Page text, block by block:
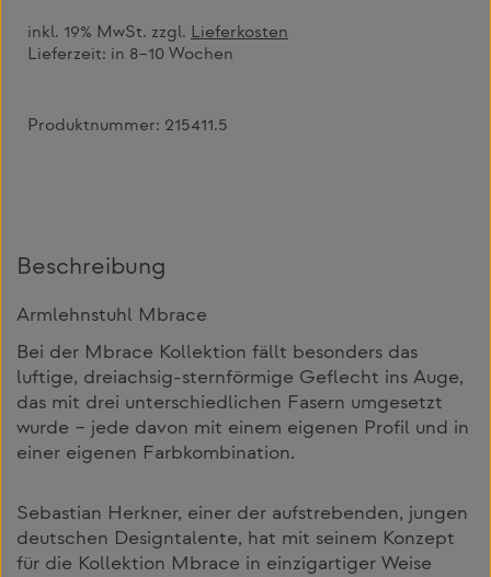
inkl. 19% MwSt. zzgl. Lieferkosten
Lieferzeit: in 8–10 Wochen
Produktnummer: 215411.5
Beschreibung
Armlehnstuhl Mbrace
Bei der Mbrace Kollektion fällt besonders das
luftige, dreiachsig-sternförmige Geflecht ins Auge,
das mit drei unterschiedlichen Fasern umgesetzt
wurde – jede davon mit einem eigenen Profil und in
einer eigenen Farbkombination.
Sebastian Herkner, einer der aufstrebenden, jungen
deutschen Designtalente, hat mit seinem Konzept
für die Kollektion Mbrace in einzigartiger Weise